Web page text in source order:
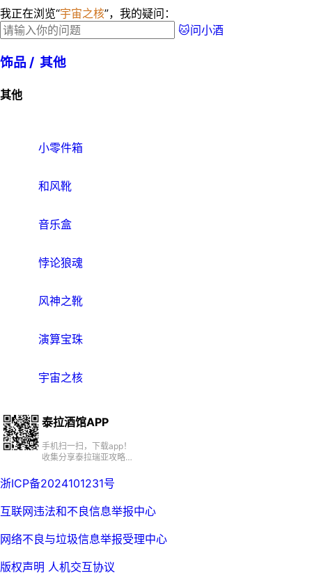
我正在浏览“宇宙之核”，我的疑问：
🐱问小酒
饰品 / 其他
其他
小零件箱
和风靴
音乐盒
悖论狼魂
风神之靴
演算宝珠
宇宙之核
泰拉酒馆APP
手机扫一扫，下载app！
收集分享泰拉瑞亚攻略、
浙ICP备2024101231号
互联网违法和不良信息举报中心
网络不良与垃圾信息举报受理中心
版权声明 人机交互协议